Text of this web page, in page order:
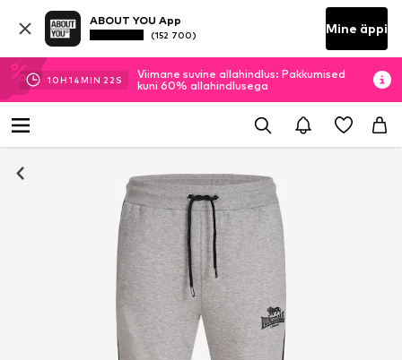
ABOUT YOU App
(152 700) Mine äppi
10H14MIN 21 S
Viimane suvine allahindlus: Pakkumised
kuni 60% allahindlusega